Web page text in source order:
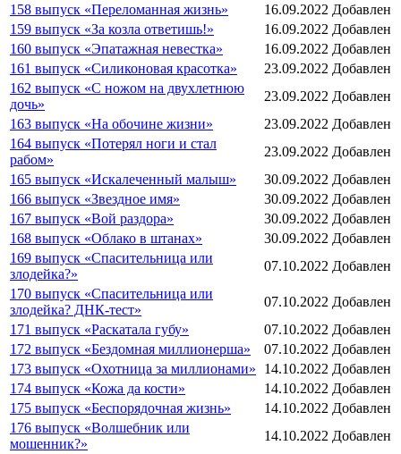
158 выпуск «Переломанная жизнь»
16.09.2022 Добавлен
159 выпуск «За козла ответишь!»
16.09.2022 Добавлен
160 выпуск «Эпатажная невестка»
16.09.2022 Добавлен
161 выпуск «Силиконовая красотка»
23.09.2022 Добавлен
162 выпуск «С ножом на двухлетнюю
дочь»
23.09.2022 Добавлен
163 выпуск «На обочине жизни»
23.09.2022 Добавлен
164 выпуск «Потерял ноги и стал
рабом»
23.09.2022 Добавлен
165 выпуск «Искалеченный малыш»
30.09.2022 Добавлен
166 выпуск «Звездное имя»
30.09.2022 Добавлен
167 выпуск «Вой раздора»
30.09.2022 Добавлен
168 выпуск «Облако в штанах»
30.09.2022 Добавлен
169 выпуск «Спасительница или
злодейка?»
07.10.2022 Добавлен
170 выпуск «Спасительница или
злодейка? ДНК-тест»
07.10.2022 Добавлен
171 выпуск «Раскатала губу»
07.10.2022 Добавлен
172 выпуск «Бездомная миллионерша»
07.10.2022 Добавлен
173 выпуск «Охотница за миллионами»
14.10.2022 Добавлен
174 выпуск «Кожа да кости»
14.10.2022 Добавлен
175 выпуск «Беспорядочная жизнь»
14.10.2022 Добавлен
176 выпуск «Волшебник или
мошенник?»
14.10.2022 Добавлен